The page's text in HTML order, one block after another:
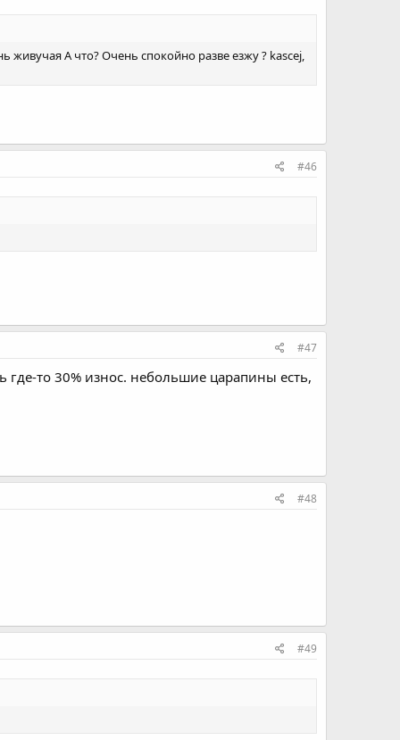
живучая А что? Очень спокойно разве езжу ? kascej,
#46
#47
то 30% износ. небольшие царапины есть,
#48
#49